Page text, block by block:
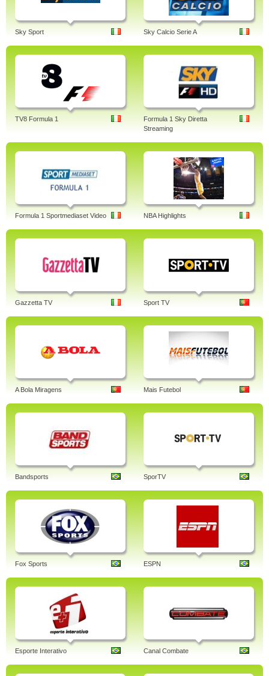
Sky Sport Sky Calcio Serie A
TV8 Formula 1
Formula 1 Sky Diretta
Streaming
Formula 1 Sportmediaset Video NBA Highlights
Gazzetta TV Sport TV
A Bola Miragens Mais Futebol
Bandsports SporTV
Fox Sports ESPN
Esporte Interativo Canal Combate